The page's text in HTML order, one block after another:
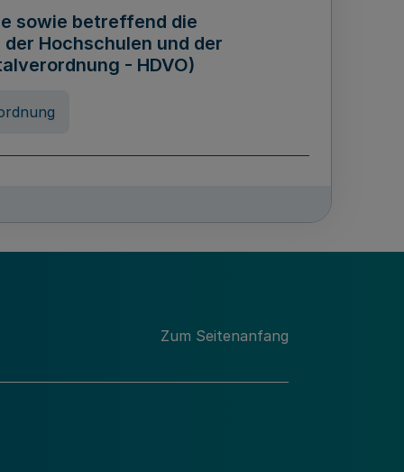
sowie betreffend die
Hochschulen und der
- HDVO)
des Landes Nordrhein-
Zum Seitenanfang